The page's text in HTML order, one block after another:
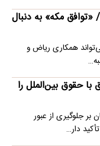
«توافق مکه» به دنبال
همکاری ریاض و
با حقوق بین‌الملل را
بر جلوگیری از عبور
دار…